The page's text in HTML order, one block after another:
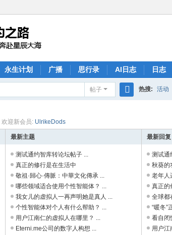
永生计划 广播 思行录 AI日志 日志
帖子 热搜: 活动
欢迎新会员: UlrikeDods
最新主题
测试通约智库转论坛帖子 ...
真正的修行是在生活中
敬祖·歸心·傳脈：中華文化傳承 ...
哪些领域适合使用个性智能体？ ...
我女儿的虚拟人一再声明她是真人 ...
个性智能体对个人有什么帮助？ ...
用户江南仁的虚拟人在哪里？ ...
Eterni.me公司的数字人构想 ...
最新回复
测试通
秋葵的
老年人
真正的
全球都
“暖冬”
看自闭
用户江